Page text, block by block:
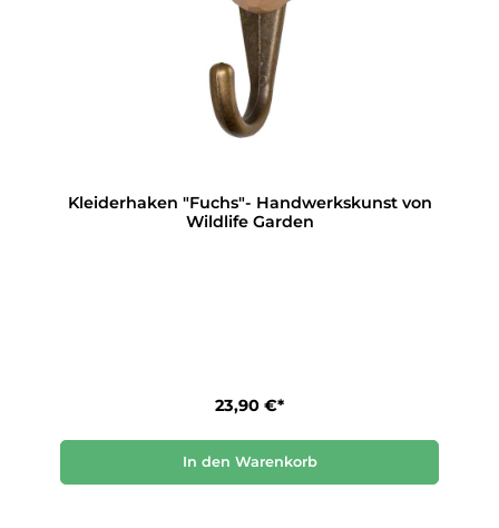
Kleiderhaken "Fuchs"- Handwerkskunst von
Wildlife Garden
23,90 €*
In den Warenkorb